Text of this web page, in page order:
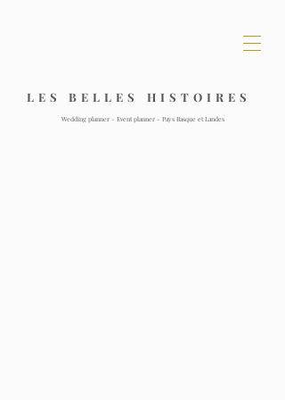
L E S B E L L E S H I S T O I R E S
Wedding planner - Event planner - Pays Basque et Landes